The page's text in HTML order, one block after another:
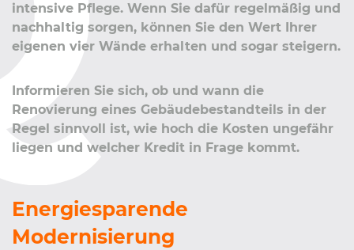
intensive Pflege. Wenn Sie dafür regelmäßig und
nachhaltig sorgen, können Sie den Wert Ihrer
eigenen vier Wände erhalten und sogar steigern.
Informieren Sie sich, ob und wann die
Renovierung eines Gebäudebestandteils in der
Regel sinnvoll ist, wie hoch die Kosten ungefähr
liegen und welcher Kredit in Frage kommt.
Energiesparende
Modernisierung